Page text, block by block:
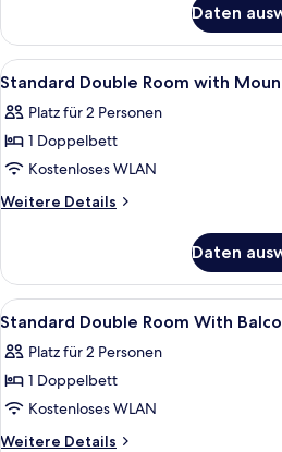
Lake
View
anzeigen
Double
Room
with
Lake
View
Daten
Alle
Fotos
für
Standard
Double
Room
View
anzeigen
10
Standard Double Room with
Platz für 2 Personen
1 Doppelbett
Kostenloses WLAN
Weitere Details
Weitere
Double
Room
with
View
Daten
Alle
Fotos
für
Standard
Double
Room
Ein
8
Standard Double Room With
Platz für 2 Personen
1 Doppelbett
Kostenloses WLAN
Weitere Details
Weitere